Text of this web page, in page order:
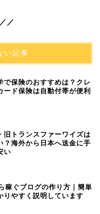
／
い記事
で保険のおすすめは？クレ
ード保険は自動付帯が便利
旧トランスファーワイズは
？海外から日本へ送金に手
い
稼ぐブログの作り方｜簡単
りやすく説明しています